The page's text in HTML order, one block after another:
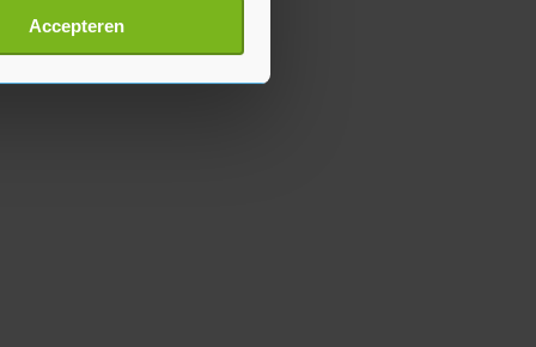
detailgedeelte
cookiepagina kun je
Accepteren